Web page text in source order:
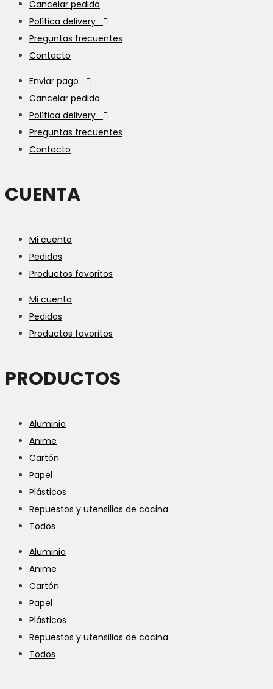
Cancelar pedido
Política delivery
Preguntas frecuentes
Contacto
Enviar pago
Cancelar pedido
Política delivery
Preguntas frecuentes
Contacto
CUENTA
Mi cuenta
Pedidos
Productos favoritos
Mi cuenta
Pedidos
Productos favoritos
PRODUCTOS
Aluminio
Anime
Cartón
Papel
Plásticos
Repuestos y utensilios de cocina
Todos
Aluminio
Anime
Cartón
Papel
Plásticos
Repuestos y utensilios de cocina
Todos